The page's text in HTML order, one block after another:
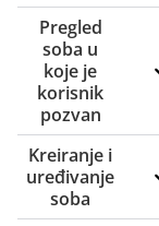
Pregled
soba u
koje je
korisnik
pozvan
Kreiranje i
uređivanje
soba